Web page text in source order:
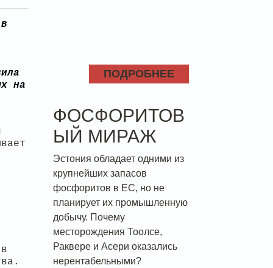
на
ПОДРОБНЕЕ
ФОСФОРИТОВ
ЫЙ МИРАЖ
Эстония обладает одними из
крупнейших запасов
фосфоритов в ЕС, но не
планирует их промышленную
добычу. Почему
месторождения Тоолсе,
Раквере и Асери оказались
нерентабельными?